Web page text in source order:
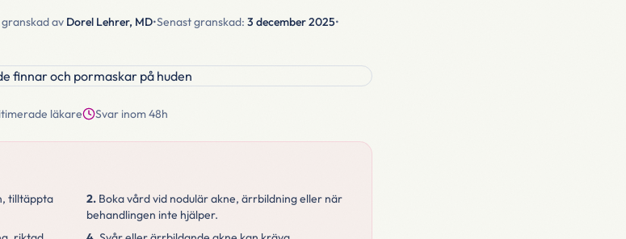
av Dorel Lehrer, MD•Senast granskad: 3 december 2025•
läkare Svar inom 48h
tilltäppta
2. Boka vård vid nodulär akne, ärrbildning eller när
behandlingen inte hjälper.